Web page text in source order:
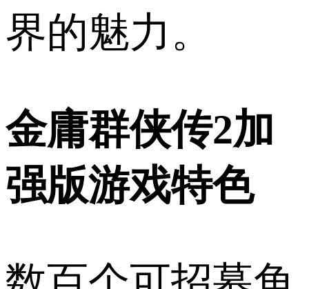
界的魅力。
金庸群侠传2加
强版游戏特色